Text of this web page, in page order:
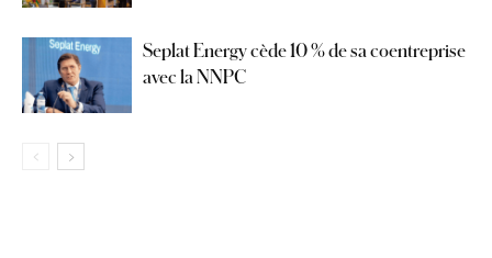
Seplat Energy cède 10 % de sa coentreprise
avec la NNPC